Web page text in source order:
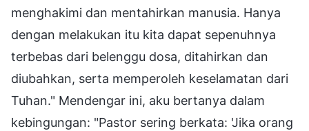
menghakimi dan mentahirkan manusia. Hanya
dengan melakukan itu kita dapat sepenuhnya
terbebas dari belenggu dosa, ditahirkan dan
diubahkan, serta memperoleh keselamatan dari
Tuhan." Mendengar ini, aku bertanya dalam
kebingungan: "Pastor sering berkata: 'Jika orang